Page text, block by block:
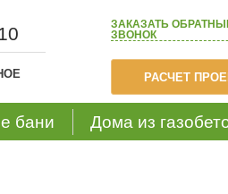
ЗАКАЗАТЬ
ЗВОНОК
РАСЧЕТ
бани Дома из